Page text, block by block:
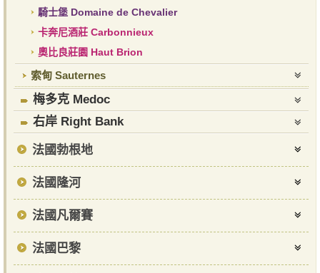
騎士堡 Domaine de Chevalier
卡奔尼酒莊 Carbonnieux
奧比良莊園 Haut Brion
索甸 Sauternes
梅多克 Medoc
右岸 Right Bank
法國勃根地
法國隆河
法國凡爾賽
法國巴黎